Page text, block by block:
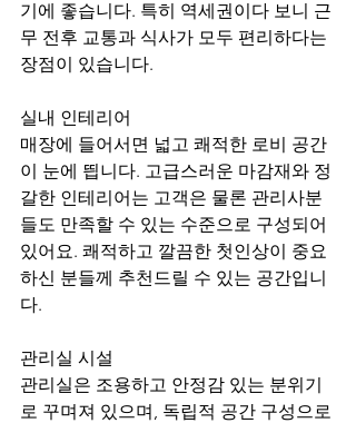
기에 좋습니다. 특히 역세권이다 보니 근
무 전후 교통과 식사가 모두 편리하다는
장점이 있습니다.
실내 인테리어
매장에 들어서면 넓고 쾌적한 로비 공간
이 눈에 띕니다. 고급스러운 마감재와 정
갈한 인테리어는 고객은 물론 관리사분
들도 만족할 수 있는 수준으로 구성되어
있어요. 쾌적하고 깔끔한 첫인상이 중요
하신 분들께 추천드릴 수 있는 공간입니
다.
관리실 시설
관리실은 조용하고 안정감 있는 분위기
로 꾸며져 있으며, 독립적 공간 구성으로